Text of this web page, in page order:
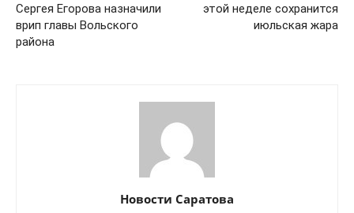
Сергея Егорова назначили
врип главы Вольского
района
этой неделе сохранится
июльская жара
Новости Саратова